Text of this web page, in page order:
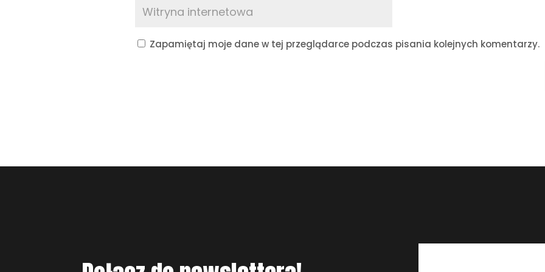
Zapamiętaj moje dane w tej przeglądarce podczas pisania kolejnych komentarzy.